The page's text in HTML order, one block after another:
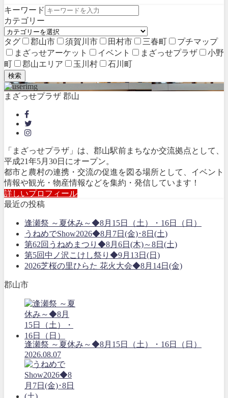
キーワード
カテゴリー
タグ 郡山市 須賀川市 田村市 三春町
プチマップ
まざっせアーケット
イベント まざっせプラザ
小野
町
郡山エリア 玉川村 石川町
検索
まざっせプラザ 郡山
「まざっせプラザ」は、郡山駅前まちなか交流拠点として、
平成21年5月30日にオープン。
都市と農村の連携・交流の促進を図る場所として、イベント
情報や観光・物産情報などを集約・発信しています！
詳しいプロフィール
最近の投稿
逢瀬祭 ～夏休み～◆8月15日（土）・16日（日）
うねめでShow2026◆8月7日(金)･8日(土)
第62回うねめまつり◆8月6日(木)～8日(土)
第5回中ノ沢こけし祭り◆9月13日(日)
2026芝桜の里ひらた 花火大会◆8月14日(金)
郡山市
逢瀬祭 ～夏休み～◆8月15日（土）・16日（日）
2026.08.07